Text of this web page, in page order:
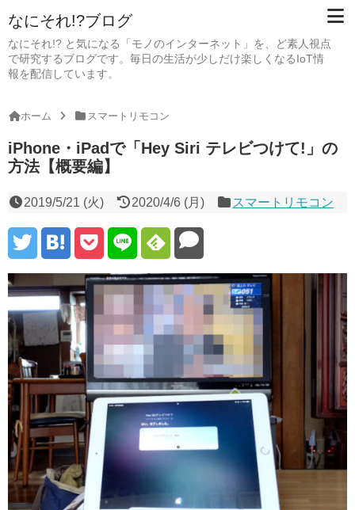
なにそれ!?ブログ
なにそれ!? と気になる「モノのインターネット」を、ど素人視点
で研究するブログです。毎日の生活が少しだけ楽しくなるIoT情
報を配信しています。
ホーム スマートリモコン
iPhone・iPadで「Hey Siri テレビつけて!」の
方法【概要編】
2019/5/21 (火) 2020/4/6 (月) スマートリモコン